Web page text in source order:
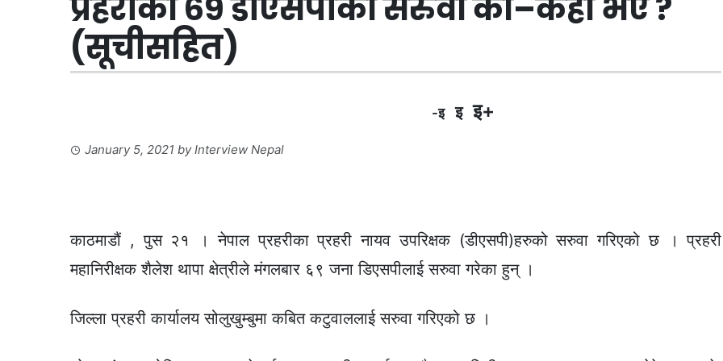
(सूचीसहित)
-इ इ इ+
January 5, 2021 byInterview Nepal
काठमाडौं , पुस २१ । नेपाल प्रहरीका प्रहरी नायव उपरिक्षक (डीएसपी)हरुको सरुवा गरिएको छ । प्रहरी
महानिरीक्षक शैलेश थापा क्षेत्रीले मंगलबार ६९ जना डिएसपीलाई सरुवा गरेका हुन् ।
जिल्ला प्रहरी कार्यालय सोलुखुम्बुमा कबित कटुवाललाई सरुवा गरिएको छ ।